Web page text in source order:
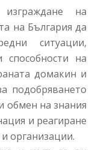
на
на България да
ситуации,
способности на
домакин и
подобряването
обмен на знания
и реагиране
организации.